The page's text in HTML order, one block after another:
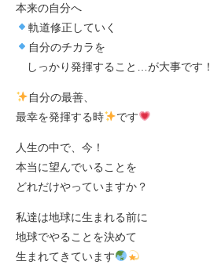
本来の自分へ
軌道修正していく
自分のチカラを
しっかり発揮すること…が大事です！
自分の最善、
最幸を発揮する時
です
人生の中で、今！
本当に望んでいることを
どれだけやっていますか？
私達は地球に生まれる前に
地球でやることを決めて
生まれてきています